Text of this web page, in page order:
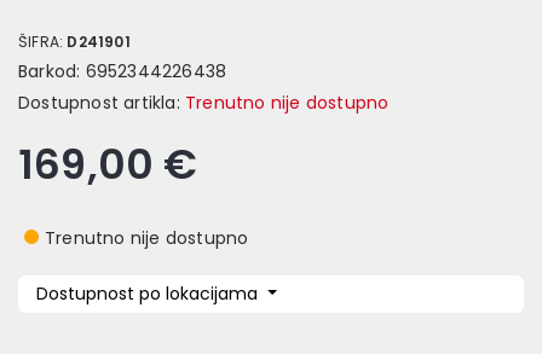
ŠIFRA: D241901
Barkod: 6952344226438
Dostupnost artikla: Trenutno nije dostupno
169,00 €
Trenutno nije dostupno
Dostupnost po lokacijama